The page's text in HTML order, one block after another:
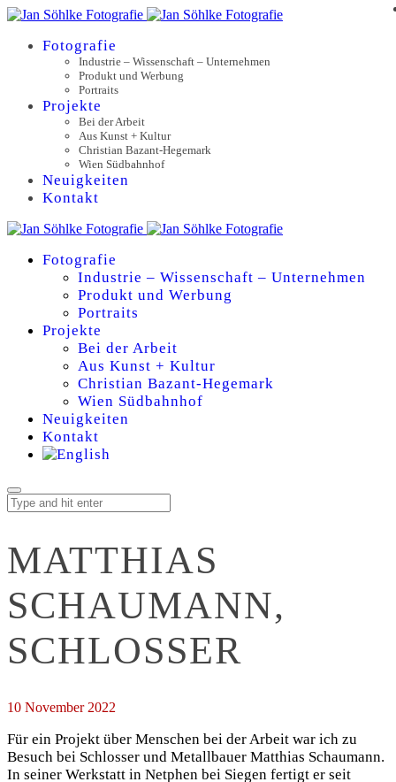
Fotografie
Industrie – Wissenschaft – Unternehmen
Produkt und Werbung
Portraits
Projekte
Bei der Arbeit
Aus Kunst + Kultur
Christian Bazant-Hegemark
Wien Südbahnhof
Neuigkeiten
Kontakt
Fotografie
Industrie – Wissenschaft – Unternehmen
Produkt und Werbung
Portraits
Projekte
Bei der Arbeit
Aus Kunst + Kultur
Christian Bazant-Hegemark
Wien Südbahnhof
Neuigkeiten
Kontakt
MATTHIAS
SCHAUMANN,
SCHLOSSER
10 November 2022
Für ein Projekt über Menschen bei der Arbeit war ich zu
Besuch bei Schlosser und Metallbauer Matthias Schaumann.
In seiner Werkstatt in Netphen bei Siegen fertigt er seit